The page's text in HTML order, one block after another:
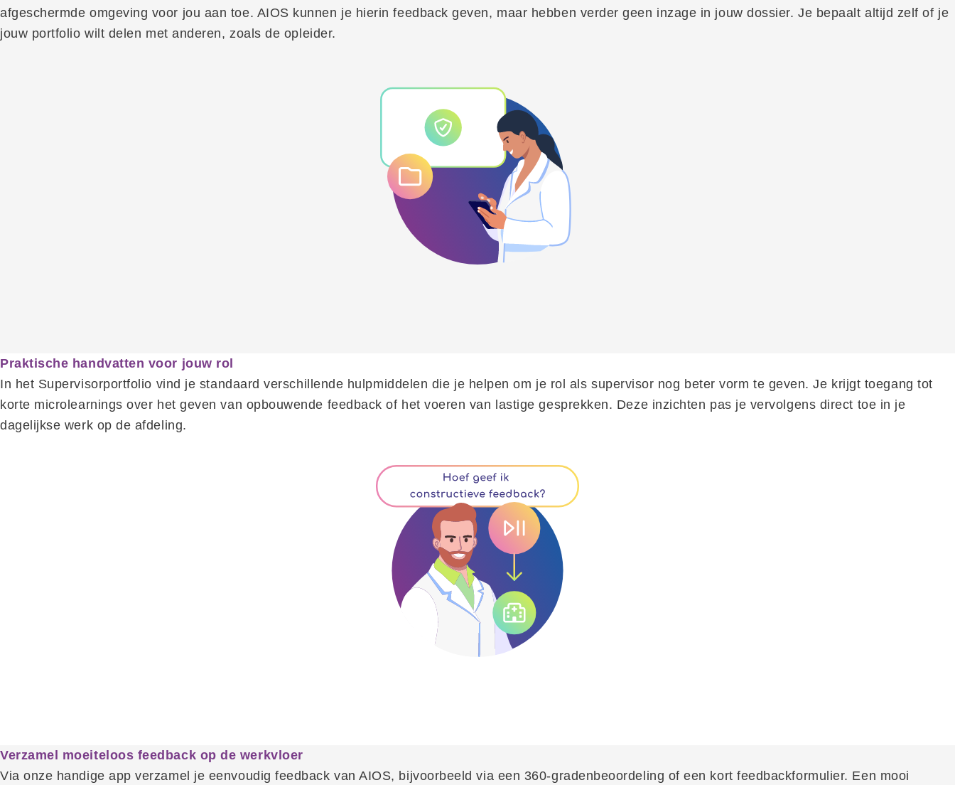
afgeschermde omgeving voor jou aan toe. AIOS kunnen je hierin feedback geven, maar hebben verder geen inzage in jouw dossier. Je bepaalt altijd zelf of je
jouw portfolio wilt delen met anderen, zoals de opleider.
Praktische handvatten voor jouw rol
In het Supervisorportfolio vind je standaard verschillende hulpmiddelen die je helpen om je rol als supervisor nog beter vorm te geven. Je krijgt toegang tot
korte microlearnings over het geven van opbouwende feedback of het voeren van lastige gesprekken. Deze inzichten pas je vervolgens direct toe in je
dagelijkse werk op de afdeling.
Verzamel moeiteloos feedback op de werkvloer
Via onze handige app verzamel je eenvoudig feedback van AIOS, bijvoorbeeld via een 360-gradenbeoordeling of een kort feedbackformulier. Een mooi